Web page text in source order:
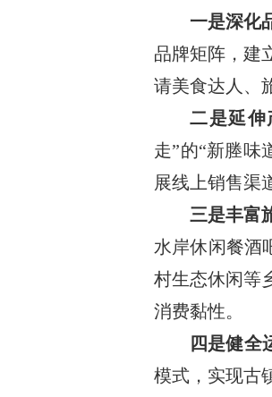
一是深化
品牌矩阵，建
请美食达人、
二是延伸
走”的“新塍味
展线上销售渠
三是丰富
水岸休闲餐酒
村生态休闲等
消费黏性。
四是健全
模式，实现古